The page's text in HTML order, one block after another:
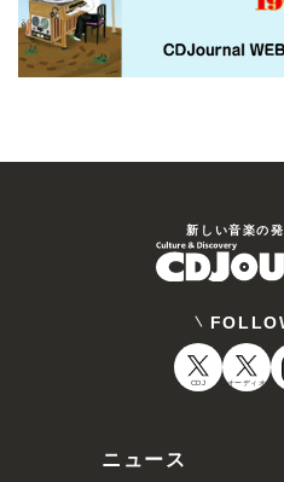
新しい⾳楽の
CDJ オーディオ
ニュース